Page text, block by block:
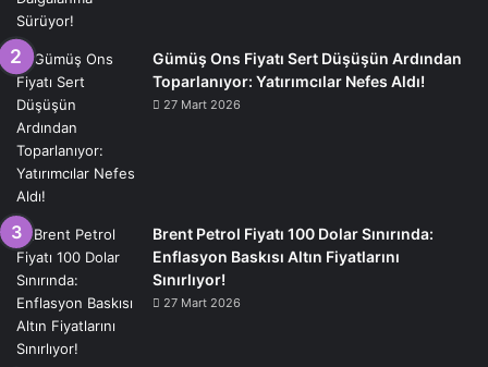
Gümüş Ons Fiyatı Sert Düşüşün Ardından
Toparlanıyor: Yatırımcılar Nefes Aldı!
27 Mart 2026
Brent Petrol Fiyatı 100 Dolar Sınırında:
Enflasyon Baskısı Altın Fiyatlarını
Sınırlıyor!
27 Mart 2026